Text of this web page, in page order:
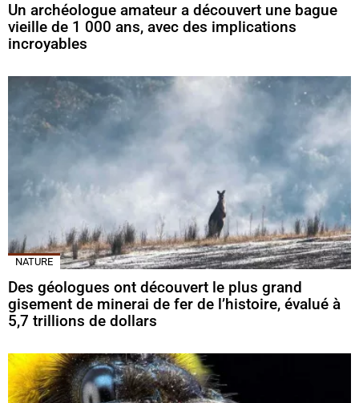
Un archéologue amateur a découvert une bague
vieille de 1 000 ans, avec des implications
incroyables
NATURE
Des géologues ont découvert le plus grand
gisement de minerai de fer de l’histoire, évalué à
5,7 trillions de dollars